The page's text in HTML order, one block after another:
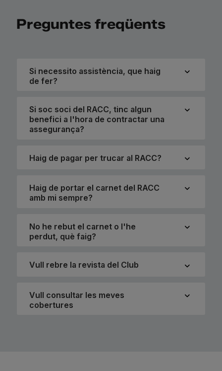
Preguntes freqüents
Si necessito assistència, que haig
de fer?
Si soc soci del RACC, tinc algun
benefici a l'hora de contractar una
assegurança?
Haig de pagar per trucar al RACC?
Haig de portar el carnet del RACC
amb mi sempre?
No he rebut el carnet o l'he
perdut, què faig?
Vull rebre la revista del Club
Vull consultar les meves
cobertures